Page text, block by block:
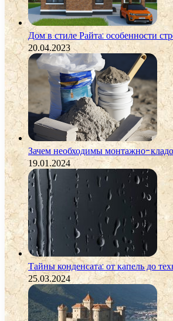
Дом в стиле Райта: особенности
20.04.2023
Зачем необходимы монтажно-
19.01.2024
Тайны конденсата: от капель до
25.03.2024